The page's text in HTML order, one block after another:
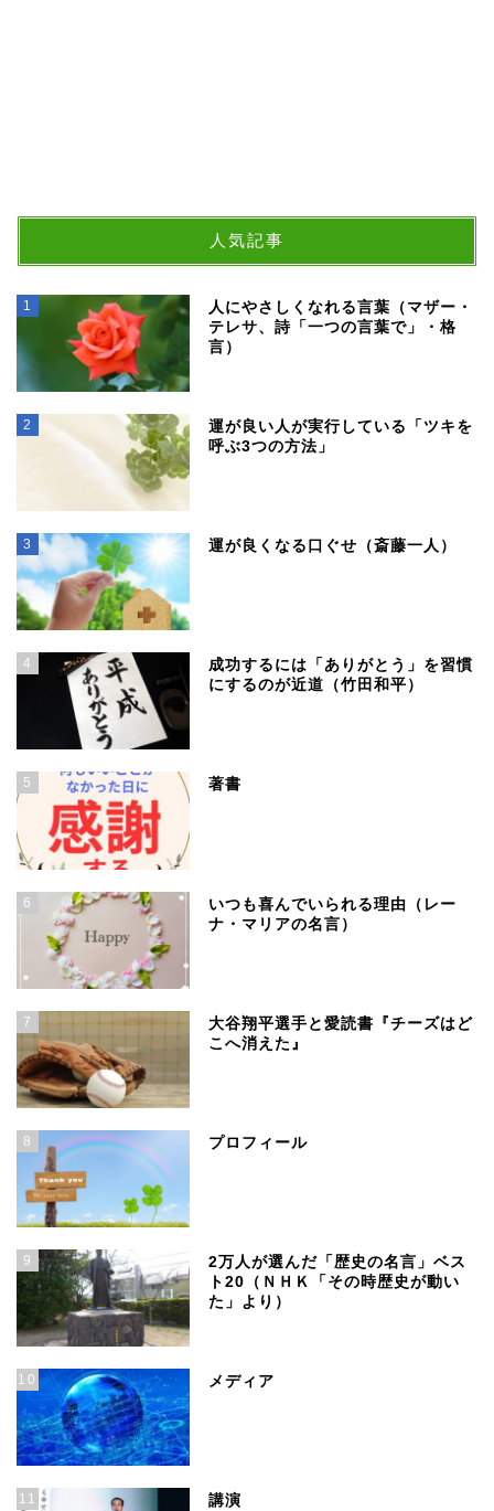
人気記事
1
人にやさしくなれる言葉（マザー・
テレサ、詩「一つの言葉で」・格
言）
2
運が良い人が実行している「ツキを
呼ぶ3つの方法」
3 運が良くなる口ぐせ（斎藤一人）
4
成功するには「ありがとう」を習慣
にするのが近道（竹田和平）
5 著書
6
いつも喜んでいられる理由（レー
ナ・マリアの名言）
7
大谷翔平選手と愛読書『チーズはど
こへ消えた』
8 プロフィール
9
2万人が選んだ「歴史の名言」ベス
ト20（ＮＨＫ「その時歴史が動い
た」より）
10 メディア
11 講演